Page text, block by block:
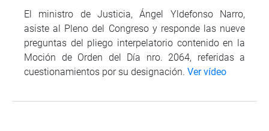
El ministro de Justicia, Ángel Yldefonso Narro,
asiste al Pleno del Congreso y responde las nueve
preguntas del pliego interpelatorio contenido en la
Moción de Orden del Día nro. 2064, referidas a
cuestionamientos por su designación. Ver vídeo